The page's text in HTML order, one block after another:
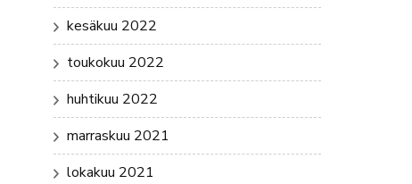
kesäkuu 2022
toukokuu 2022
huhtikuu 2022
marraskuu 2021
lokakuu 2021